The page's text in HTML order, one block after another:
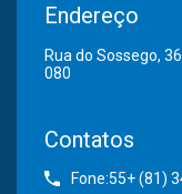
Endereço
Rua do Sossego,
080
Contatos
Fone:55+ (81)